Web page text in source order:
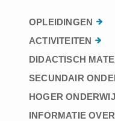
OPLEIDINGEN
ACTIVITEITEN
DIDACTISCH
SECUNDAIR
HOGER
INFORMATIE